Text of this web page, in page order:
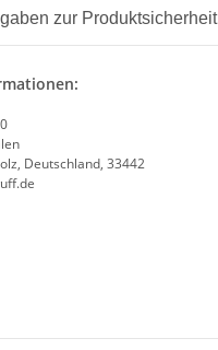
zur Produktsicherheit
Deutschland, 33442